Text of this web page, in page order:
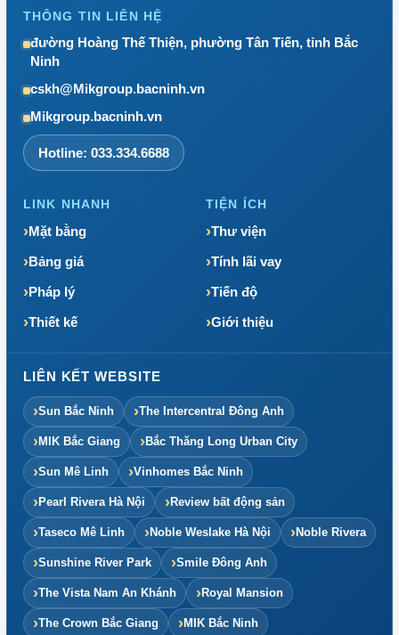
THÔNG TIN LIÊN HỆ
đường Hoàng Thế Thiện, phường Tân Tiến, tỉnh Bắc
Ninh
cskh@Mikgroup.bacninh.vn
Mikgroup.bacninh.vn
Hotline: 033.334.6688
LINK NHANH
Mặt bằng
Bảng giá
Pháp lý
Thiết kế
TIỆN ÍCH
Thư viện
Tính lãi vay
Tiến độ
Giới thiệu
LIÊN KẾT WEBSITE
Sun Bắc Ninh The Intercentral Đông Anh
MIK Bắc Giang Bắc Thăng Long Urban City
Sun Mê Linh Vinhomes Bắc Ninh
Pearl Rivera Hà Nội Review bất động sản
Taseco Mê Linh Noble Weslake Hà Nội Noble Rivera
Sunshine River Park Smile Đông Anh
The Vista Nam An Khánh Royal Mansion
The Crown Bắc Giang MIK Bắc Ninh